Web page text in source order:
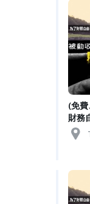
(免
財務